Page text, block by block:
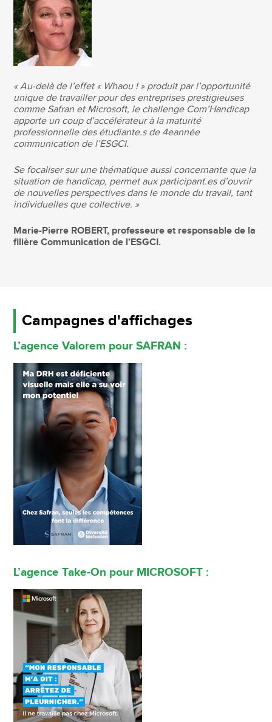
« Au-delà de l’effet « Whaou ! » produit par l’opportunité
unique de travailler pour des entreprises prestigieuses
comme Safran et Microsoft, le challenge Com’Handicap
apporte un coup d’accélérateur à la maturité
professionnelle des étudiante.s de 4eannée
communication de l’ESGCI.
Se focaliser sur une thématique aussi concernante que la
situation de handicap, permet aux participant.es d’ouvrir
de nouvelles perspectives dans le monde du travail, tant
individuelles que collective. »
Marie-Pierre ROBERT, professeure et responsable de la
filière Communication de l’ESGCI.
Campagnes d'affichages
L’agence Valorem pour SAFRAN :
L’agence Take-On pour MICROSOFT :